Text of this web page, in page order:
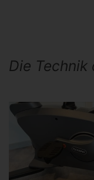
Die Technik